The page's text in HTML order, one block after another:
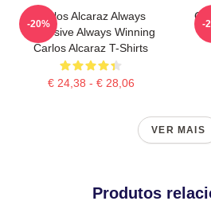
Carlos Alcaraz Always
Explosive Always Winning
Carlos Alcaraz T-Shirts
€ 24,38 - € 28,06
-20% -
VER MAIS
Produtos